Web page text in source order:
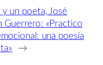
un poeta, José
Guerrero: «Practico
una poesía
→